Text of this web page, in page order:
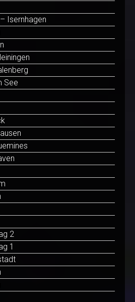
Isernhagen
See
2
1